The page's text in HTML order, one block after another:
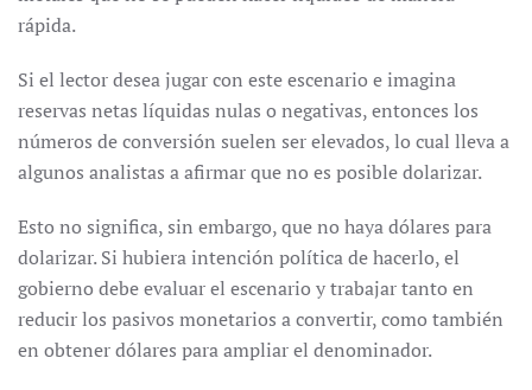
rápida.
Si el lector desea jugar con este escenario e imagina
reservas netas líquidas nulas o negativas, entonces los
números de conversión suelen ser elevados, lo cual lleva a
algunos analistas a afirmar que no es posible dolarizar.
Esto no significa, sin embargo, que no haya dólares para
dolarizar. Si hubiera intención política de hacerlo, el
gobierno debe evaluar el escenario y trabajar tanto en
reducir los pasivos monetarios a convertir, como también
en obtener dólares para ampliar el denominador.